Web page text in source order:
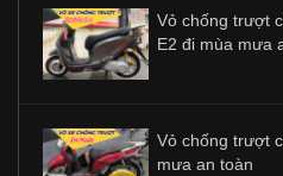
Vỏ chống trượt
E2 đi mùa mưa
Vỏ chống trượt
mưa an toàn